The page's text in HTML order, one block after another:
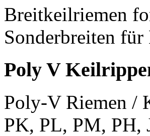
Breitkeilriemen
Sonderbreiten
Poly V
Poly-V Riemen /
PK, PL, PM, PH,